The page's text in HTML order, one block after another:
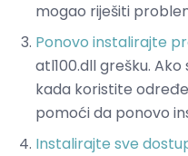
mogao riješiti
Ponovo instalirajte
atl100.dll grešku.
kada koristite
pomoći da ponovo
Instalirajte sve